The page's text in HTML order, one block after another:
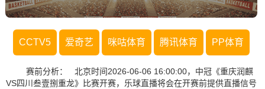
CCTV5 爱奇艺 咪咕体育 腾讯体育 PP体育
赛前分析： 北京时间2026-06-06 16:00:00，中冠《重庆润麒
VS四川叁壹捌重龙》比赛开赛，乐球直播将会在开赛前提供直播信号